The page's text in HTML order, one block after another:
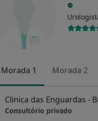
Morada 1 Morada 2
Clinica das Enguardas -
Consultório privado